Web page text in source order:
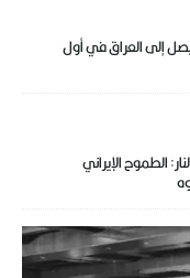
إلى العراق في أول
الطموح الإيراني